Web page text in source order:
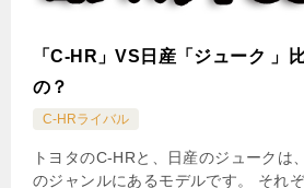
「C-HR」VS日産「ジューク 」
の？
C-HRライバル
トヨタのC-HRと、日産のジュークは
のジャンルにあるモデルです。 それ